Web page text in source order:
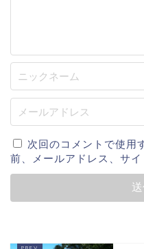
次回のコメントで使用
前、メールアドレス、サイ